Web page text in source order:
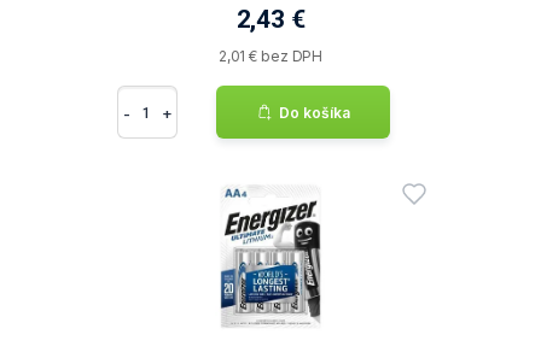
2,43 €
2,01 € bez DPH
- + Do košíka